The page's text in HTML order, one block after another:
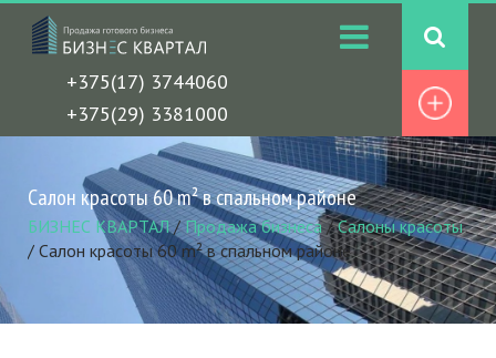
+375(17) 3744060
+375(29) 3381000
Салон красоты 60 m² в спальном районе
БИЗНЕС КВАРТАЛ/Продажа бизнеса/Салоны красоты
/ Салон красоты 60 m² в спальном районе